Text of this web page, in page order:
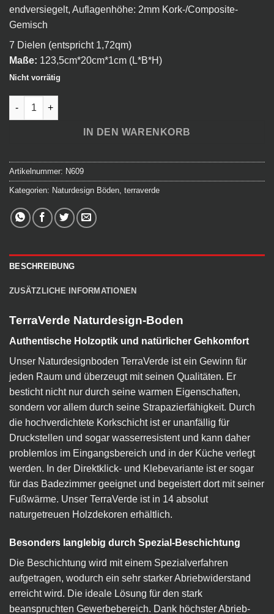
endversiegelt, Auflagenhöhe: 2mm Kork-/Composite-
Gemisch
7 Dielen (entspricht 1,72qm)
Maße: 123,5cm*20cm*1cm (L*B*H)
Nicht vorrätig
TerraVerde - Eiche Alpsee Menge
IN DEN WARENKORB
Artikelnummer: N609
Kategorien: Naturdesign Böden terraverde
BESCHREIBUNG
ZUSÄTZLICHE INFORMATIONEN
TerraVerde Naturdesign-Boden
Authentische Holzoptik und natürlicher Gehkomfort
Unser Naturdesignboden TerraVerde ist ein Gewinn für
jeden Raum und überzeugt mit seinen Qualitäten. Er
besticht nicht nur durch seine warmen Eigenschaften,
sondern vor allem durch seine Strapazierfähigkeit. Durch
die hochverdichtete Korkschicht ist er unanfällig für
Druckstellen und sogar wasserresistent und kann daher
problemlos im Eingangsbereich und in der Küche verlegt
werden. In der Direktklick- und Klebevariante ist er sogar
für das Badezimmer geeignet und begeistert dort mit seiner
Fußwärme. Unser TerraVerde ist in 14 absolut
naturgetreuen Holzdekoren erhältlich.
Besonders langlebig durch Spezial-Beschichtung
Die Beschichtung wird mit einem Spezialverfahren
aufgetragen, wodurch ein sehr starker Abriebwiderstand
erreicht wird. Die ideale Lösung für den stark
beanspruchten Gewerbebereich. Dank höchster Abrieb-